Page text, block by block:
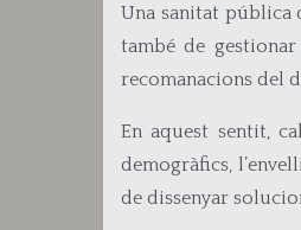
Una sanitat pública
també de
recomanacions del
En aquest sentit,
demogràfics,
de dissenyar